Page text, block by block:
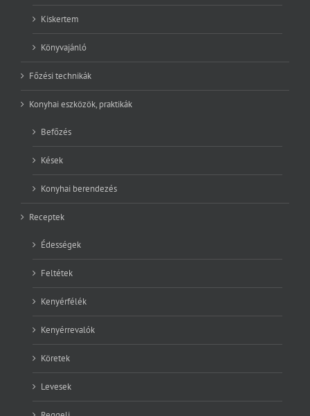
Kiskertem
Könyvajánló
Főzési technikák
Konyhai eszközök, praktikák
Befőzés
Kések
Konyhai berendezés
Receptek
Édességek
Feltétek
Kenyérfélék
Kenyérrevalók
Köretek
Levesek